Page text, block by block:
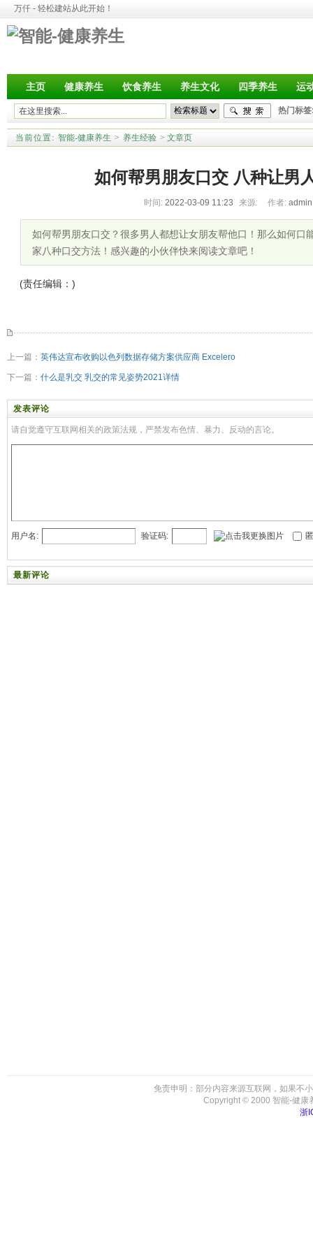
万仟 - 轻松建站从此开始！
主页 健康养生 饮食养生 养生文化 四季养生 运
热门标
当前位置: 智能-健康养生 > 养生经验 > 文章页
如何帮男朋友口交 八种让男
时间: 2022-03-09 11:23 来源: 作者:
如何帮男朋友口交？很多男人都想让女朋友帮他口！那么如何口
家八种口交方法！感兴趣的小伙伴快来阅读文章吧！
(责任编辑：)
上一篇： 英伟达宣布收购以色列数据存储方案供应商 Excelero
下一篇： 什么是乳交 乳交的常见姿势2021详情
发表评论
请自觉遵守互联网相关的政策法规，严禁发布色情、暴力、反动的言论。
用户名: 验证码:
最新评论
免责申明：部分内容来源互联网，如果不
Copyright © 2000 智能-健康
浙